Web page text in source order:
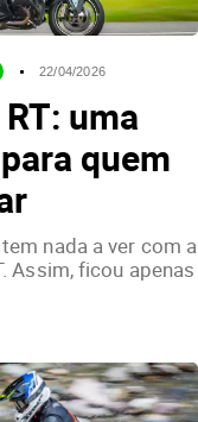
22/04/2026
uma
quem
nada a ver com a
Assim, ficou apenas